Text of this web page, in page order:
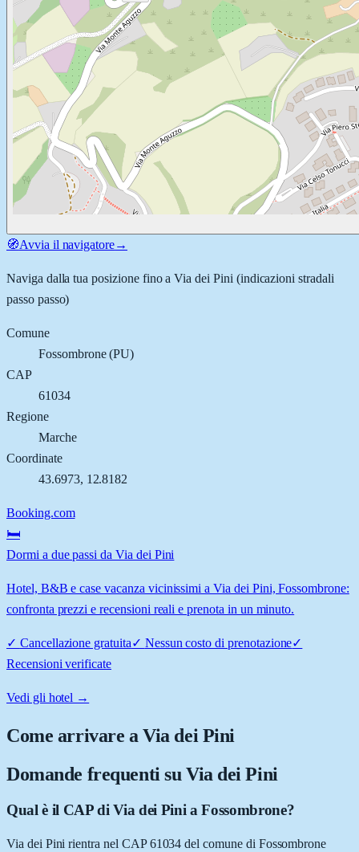
🧭Avvia il navigatore→
Naviga dalla tua posizione fino aVia dei Pini (indicazioni stradali
passo passo)
Comune
Fossombrone(PU)
CAP
61034
Regione
Marche
Coordinate
43.6973, 12.8182
Booking.com
🛏️
Dormi a due passi da Via dei Pini
Hotel, B&B e case vacanza vicinissimi a Via dei Pini, Fossombrone:
confronta prezzi e recensioni reali e prenota in un minuto.
✓ Cancellazione gratuita✓ Nessun costo di prenotazione✓
Recensioni verificate
Vedi gli hotel →
Come arrivare aVia dei Pini
Domande frequenti su Via dei Pini
Qual è il CAP di Via dei Pini a Fossombrone?
Via dei Pini rientra nel CAP 61034 del comune di Fossombrone